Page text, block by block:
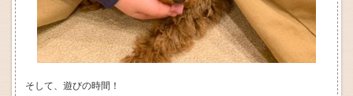
そして、遊びの時間！